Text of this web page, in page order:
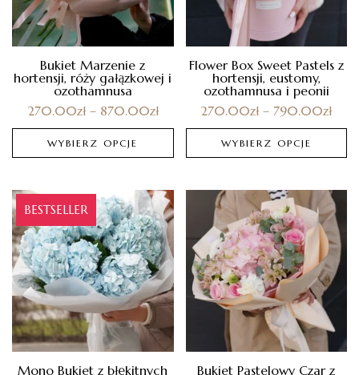
Bukiet Marzenie z
hortensji, róży gałązkowej i
ozothamnusa
270.00zł– 870.00zł
WYBIERZ OPCJE
Flower Box Sweet Pastels z
hortensji, eustomy,
ozothamnusa i peonii
270.00zł – 790.00zł
WYBIERZ OPCJE
BESTSELLER
Mono Bukiet z błękitnych
Bukiet Pastelowy Czar z